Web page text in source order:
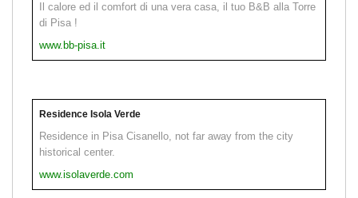
Il calore ed il comfort di una vera casa, il tuo B&B alla Torre
di Pisa !
www.bb-pisa.it
Residence Isola Verde
Residence in Pisa Cisanello, not far away from the city
historical center.
www.isolaverde.com